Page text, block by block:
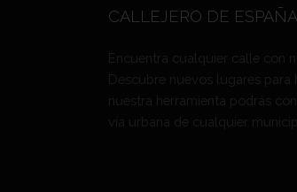
CALLEJERO DE ESPAÑA
Encuentra cualquier calle con
Descubre nuevos lugares para
nuestra herramienta podrás
vía urbana de cualquier